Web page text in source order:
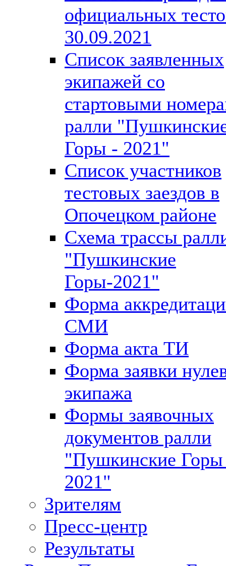
официальных
30.09.2021
Список заявленных
экипажей со
стартовыми
ралли
Горы - 2021"
Список участников
тестовых заездов в
Опочецком районе
Схема трассы
"Пушкинские
Горы-2021"
Форма
СМИ
Форма акта ТИ
Форма заявки
экипажа
Формы заявочных
документов ралли
"Пушкинские
2021"
Зрителям
Пресс-центр
Результаты